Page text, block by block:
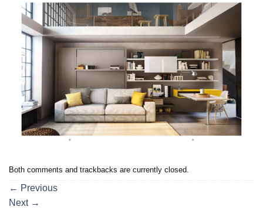
Both comments and trackbacks are currently closed.
← Previous
Next →